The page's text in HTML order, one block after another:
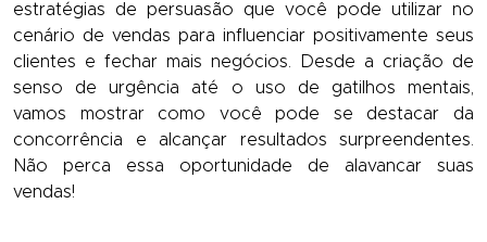
estratégias de persuasão que você pode utilizar no
cenário de vendas para influenciar positivamente seus
clientes e fechar mais negócios. Desde a criação de
senso de urgência até o uso de gatilhos mentais,
vamos mostrar como você pode se destacar da
concorrência e alcançar resultados surpreendentes.
Não perca essa oportunidade de alavancar suas
vendas!